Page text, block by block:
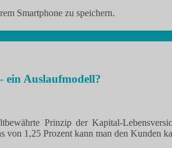
Smartphone zu speichern.
ein Auslaufmodell?
Prinzip der Kapital-
1,25 Prozent kann man den Kunden